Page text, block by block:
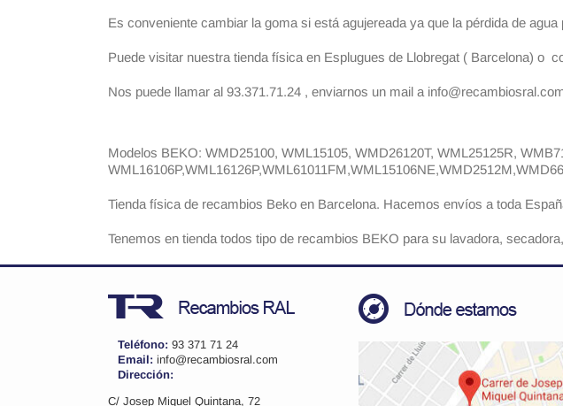
Es conveniente cambiar la goma si está agujereada ya que la pérdida de
Puede visitar nuestra tienda física en Esplugues de Llobregat ( Barcelona) o
Nos puede llamar al 93.371.71.24 , enviarnos un mail a
Modelos BEKO: WMD25100, WML15105, WMD26120T, WML25125R,
Tienda física de recambios Beko en Barcelona. Hacemos envíos a toda
Tenemos en tienda todos tipo de recambios BEKO para su lavadora,
Teléfono: 93 371 71 24
Email: info@recambiosral.com
Dirección:
C/ Josep Miquel Quintana, 72